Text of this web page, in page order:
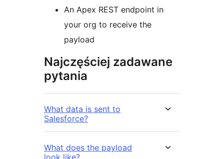
An Apex REST endpoint in
your org to receive the
payload
Najczęściej zadawane
pytania
What data is sent to
Salesforce?
What does the payload
look like?